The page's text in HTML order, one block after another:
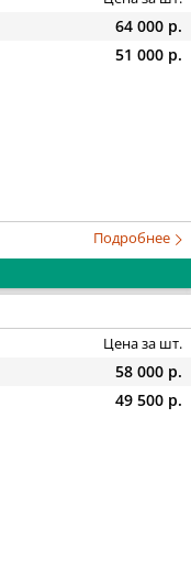
64 000 р.
51 000 р.
Подробнее
Цена за шт.
58 000 р.
49 500 р.